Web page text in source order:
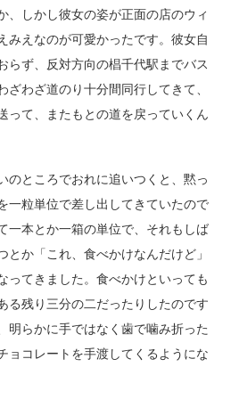
、しかし彼女の姿が正面の店のウィ
みえなのが可愛かったです。彼女自
らず、反対方向の椙千代駅までバス
わざ道のり十分間同行してきて、
って、またもとの道を戻っていくん
のところでおれに追いつくと、黙っ
一粒単位で差し出してきていたので
一本とか一箱の単位で、それもしば
とか「これ、食べかけなんだけど」
ってきました。食べかけといっても
る残り三分の二だったりしたのです
明らかに手ではなく歯で噛み折った
ョコレートを手渡してくるようにな